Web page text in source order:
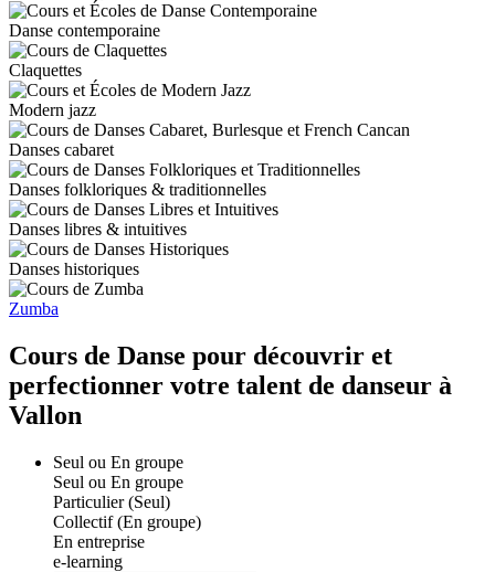
Danse contemporaine
Claquettes
Modern jazz
Danses cabaret
Danses folkloriques & traditionnelles
Danses libres & intuitives
Danses historiques
Zumba
Cours de Danse pour découvrir et
perfectionner votre talent de danseur à
Vallon
Seul ou En groupe
Seul ou En groupe
Particulier (Seul)
Collectif (En groupe)
En entreprise
e-learning